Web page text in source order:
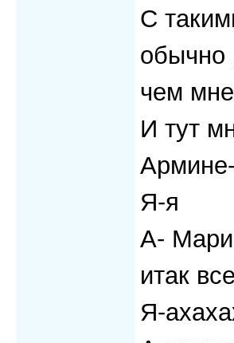
С
обычно
чем
И тут
Я-я
А- Мари
итак
Я-